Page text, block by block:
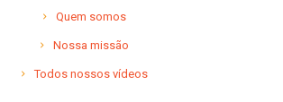
Quem somos
Nossa missão
Todos nossos vídeos